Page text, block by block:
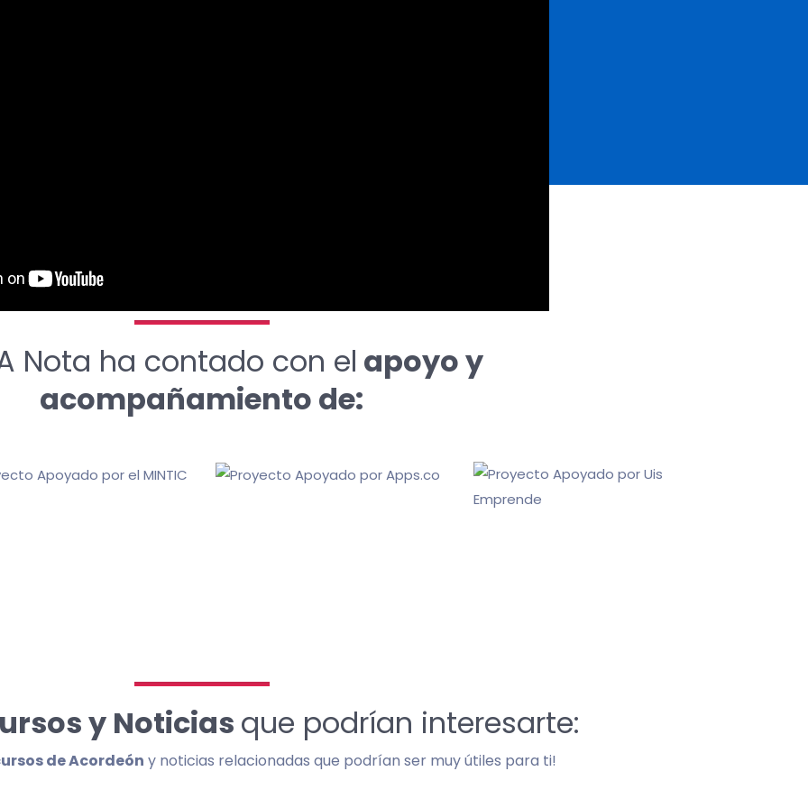
Nota ha contado con el apoyo y
acompañamiento de:
y Noticias que podrían interesarte:
de Acordeón y noticias relacionadas que podrían ser muy útiles para ti!